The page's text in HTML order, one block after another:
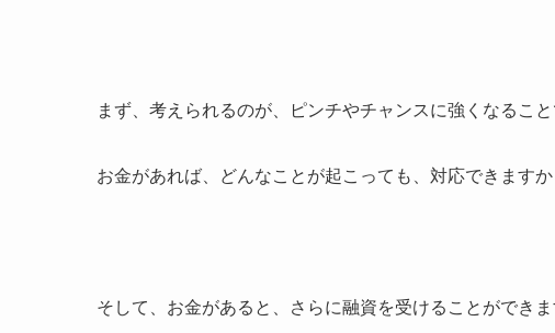
まず、考えられるのが、ピンチやチャンスに強くなること
お金があれば、どんなことが起こっても、対応できますか
そして、お金があると、さらに融資を受けることができま